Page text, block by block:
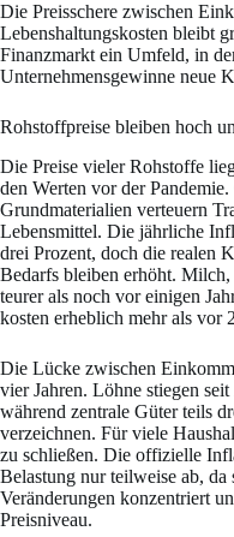
Die Preisschere zwischen
Lebenshaltungskosten bleibt
Finanzmarkt ein Umfeld, in
Unternehmensgewinne neue
Rohstoffpreise bleiben hoch
Die Preise vieler Rohstoffe
den Werten vor der
Grundmaterialien verteuern
Lebensmittel. Die jährliche
drei Prozent, doch die realen
Bedarfs bleiben erhöht.
teurer als noch vor einigen
kosten erheblich mehr als vor
Die Lücke zwischen
vier Jahren. Löhne stiegen
während zentrale Güter teils
verzeichnen. Für viele
zu schließen. Die offizielle
Belastung nur teilweise ab, da
Veränderungen konzentriert
Preisniveau.